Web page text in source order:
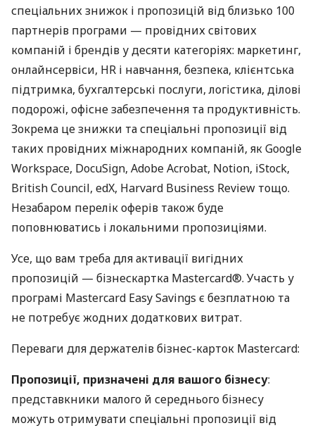
спеціальних знижок і пропозицій від близько 100
партнерів програми — провідних світових
компаній і брендів у десяти категоріях: маркетинг,
онлайнсервіси, HR і навчання, безпека, клієнтська
підтримка, бухгалтерські послуги, логістика, ділові
подорожі, офісне забезпечення та продуктивність.
Зокрема це знижки та спеціальні пропозиції від
таких провідних міжнародних компаній, як Google
Workspace, DocuSign, Adobe Acrobat, Notion, iStock,
British Council, edX, Harvard Business Review тощо.
Незабаром перелік оферів також буде
поповнюватись і локальними пропозиціями.
Усе, що вам треба для активації вигідних
пропозицій — бізнескартка Mastercard®. Участь у
програмі Mastercard Easy Savings є безплатною та
не потребує жодних додаткових витрат.
Переваги для держателів бізнес-карток Mastercard:
Пропозиції, призначені для вашого бізнесу:
представкники малого й середнього бізнесу
можуть отримувати спеціальні пропозиції від